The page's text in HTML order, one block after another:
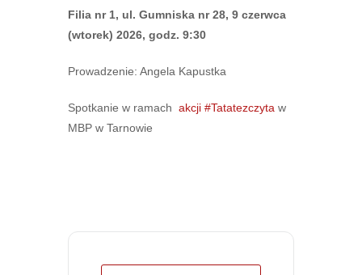
Filia nr 1, ul. Gumniska nr 28, 9 czerwca
(wtorek) 2026, godz. 9:30
Prowadzenie: Angela Kapustka
Spotkanie w ramach akcji #Tatatezczyta w
MBP w Tarnowie